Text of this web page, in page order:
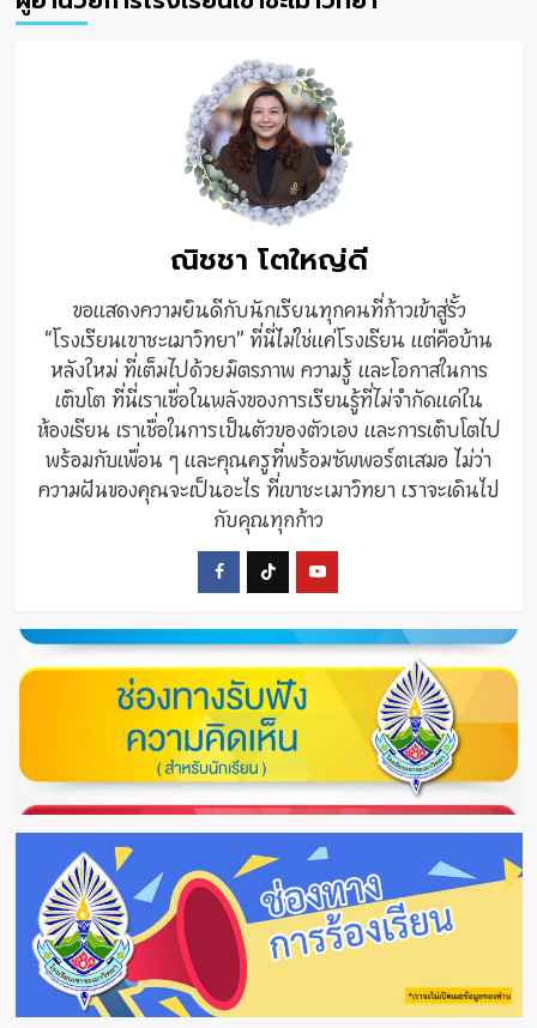
ณิชชา โตใหญ่ดี
ขอแสดงความยินดีกับนักเรียนทุกคนที่ก้าวเข้าสู่รั้ว
“โรงเรียนเขาชะเมาวิทยา” ที่นี่ไม่ใช่แค่โรงเรียน แต่คือบ้าน
หลังใหม่ ที่เต็มไปด้วยมิตรภาพ ความรู้ และโอกาสในการ
เติบโต ที่นี่เราเชื่อในพลังของการเรียนรู้ที่ไม่จำกัดแค่ใน
ห้องเรียน เราเชื่อในการเป็นตัวของตัวเอง และการเติบโตไป
พร้อมกับเพื่อน ๆ และคุณครูที่พร้อมซัพพอร์ตเสมอ ไม่ว่า
ความฝันของคุณจะเป็นอะไร ที่เขาชะเมาวิทยา เราจะเดินไป
กับคุณทุกก้าว